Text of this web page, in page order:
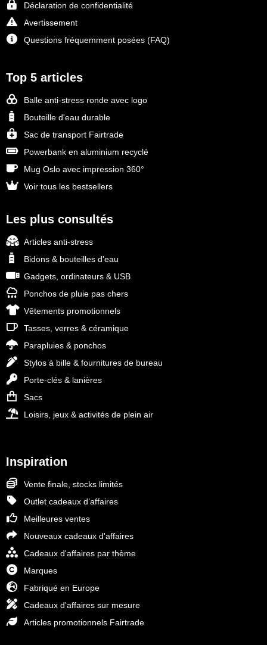
Déclaration de confidentialité
Avertissement
Questions fréquemment posées (FAQ)
Top 5 articles
Balle anti-stress ronde avec logo
Bouteille d'eau durable
Sac de transport Fairtrade
Powerbank en aluminium recyclé
Mug Oslo avec impression 360°
Voir tous les bestsellers
Les plus consultés
Articles anti-stress
Bidons & bouteilles d'eau
Gadgets, ordinateurs & USB
Ponchos de pluie pas chers
Vêtements promotionnels
Tasses, verres & céramique
Parapluies & ponchos
Stylos à bille & fournitures de bureau
Porte-clés & lanières
Sacs
Loisirs, jeux & activités de plein air
Inspiration
Vente finale, stocks limités
Outlet cadeaux d’affaires
Meilleures ventes
Nouveaux cadeaux d'affaires
Cadeaux d'affaires par thème
Marques
Fabriqué en Europe
Cadeaux d'affaires sur mesure
Articles promotionnels Fairtrade